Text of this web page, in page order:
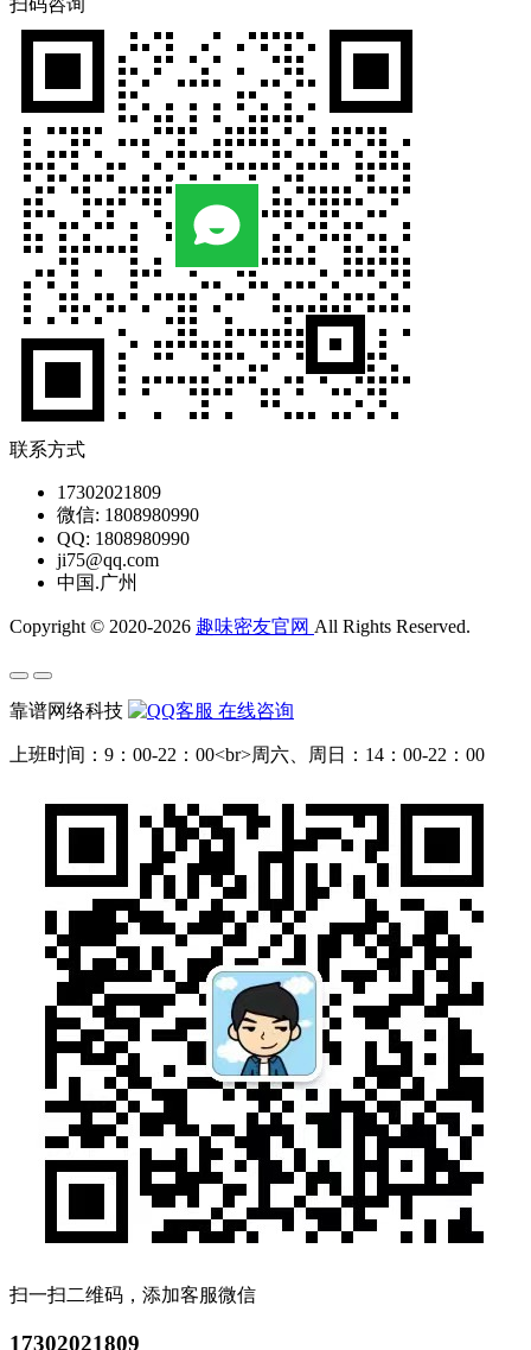
扫码咨询
联系方式
17302021809
微信: 1808980990
QQ: 1808980990
ji75@qq.com
中国.广州
Copyright © 2020-2026 趣味密友官网 All Rights Reserved.
靠谱网络科技 在线咨询
上班时间：9：00-22：00<br>周六、周日：14：00-22：00
扫一扫二维码，添加客服微信
17302021809